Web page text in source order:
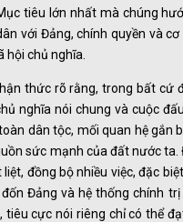
tiêu lớn nhất mà chúng
với Đảng, chính quyền và
hội chủ nghĩa.
thức rõ rằng, trong bất cứ
nghĩa nói chung và cuộc
dân tộc, mối quan hệ gắn
sức mạnh của đất nước
đồng bộ nhiều việc, đặc
Đảng và hệ thống chính
tiêu cực nói riêng chỉ có thể